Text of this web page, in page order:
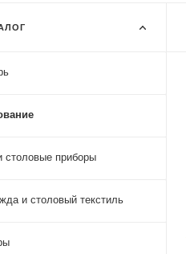
столовые приборы
и столовый текстиль